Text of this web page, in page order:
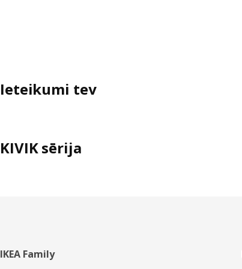
Ieteikumi tev
KIVIK sērija
Kājene
IKEA Family